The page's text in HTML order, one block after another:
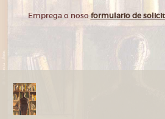
Emprega o nosoformulario de